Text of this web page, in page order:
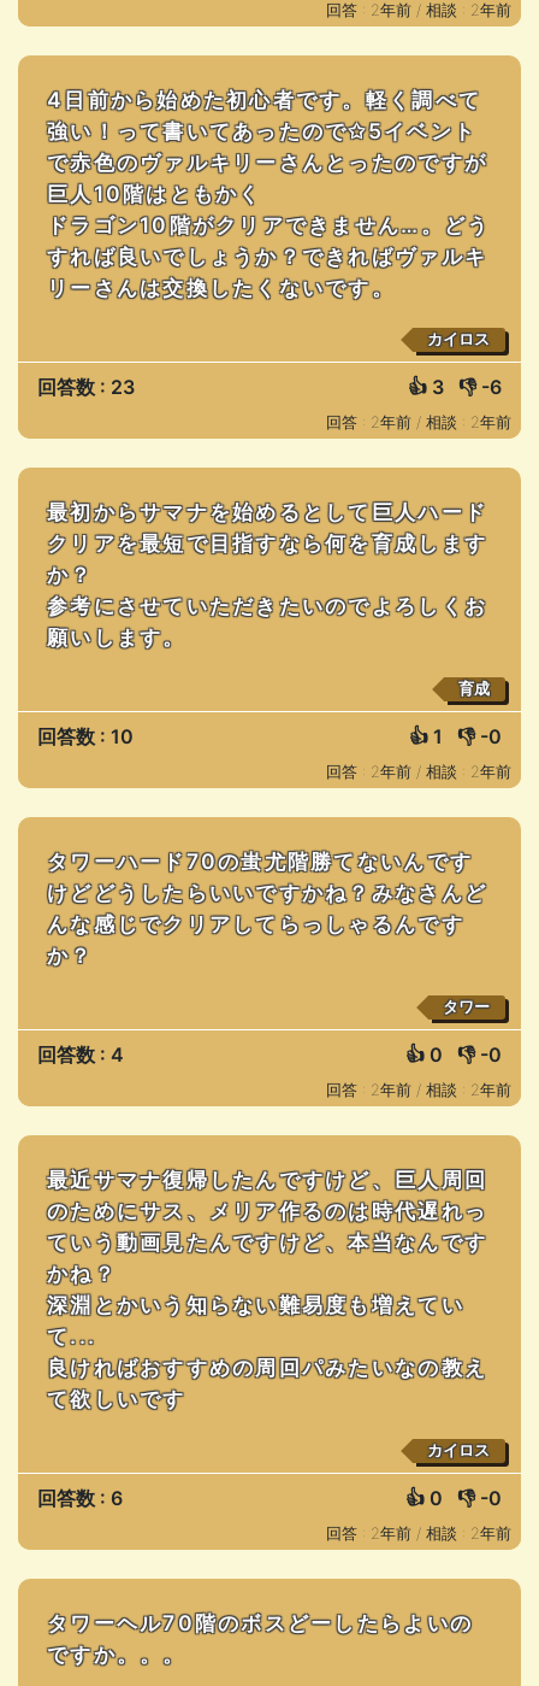
回答 : 2年前 / 相談 : 2年前
4日前から始めた初心者です。軽く調べて
強い！って書いてあったので✩5イベント
で赤色のヴァルキリーさんとったのですが
巨人10階はともかく
ドラゴン10階がクリアできません…。どう
すれば良いでしょうか？できればヴァルキ
リーさんは交換したくないです。
カイロス
回答数 : 23 👍 3 👎 -6
回答 : 2年前 / 相談 : 2年前
最初からサマナを始めるとして巨人ハード
クリアを最短で目指すなら何を育成します
か？
参考にさせていただきたいのでよろしくお
願いします。
育成
回答数 : 10 👍 1 👎 -0
回答 : 2年前 / 相談 : 2年前
タワーハード70の蚩尤階勝てないんです
けどどうしたらいいですかね？みなさんど
んな感じでクリアしてらっしゃるんです
か？
タワー
回答数 : 4 👍 0 👎 -0
回答 : 2年前 / 相談 : 2年前
最近サマナ復帰したんですけど、巨人周回
のためにサス、メリア作るのは時代遅れっ
ていう動画見たんですけど、本当なんです
かね？
深淵とかいう知らない難易度も増えてい
て...
良ければおすすめの周回パみたいなの教え
て欲しいです
カイロス
回答数 : 6 👍 0 👎 -0
回答 : 2年前 / 相談 : 2年前
タワーヘル70階のボスどーしたらよいの
ですか。。。